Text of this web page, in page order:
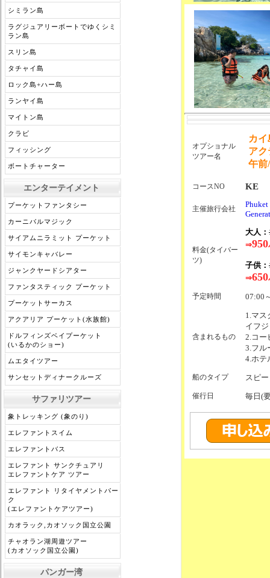
シミラン島
ラグジュアリーボートでゆくシミ
ラン島
スリン島
タチャイ島
ロック島+ハー島
ランヤイ島
マイトン島
クラビ
フィッシング
ボートチャーター
エンターテイメント
プーケットファンタシー
カーニバルマジック
サイアムニラミット プーケット
サイモンキャバレー
ジャンクヤードシアター
ファンタスティック プーケット
プーケットサーカス
アクアリア プーケット(水族館)
ドルフィンズベイプーケット
(いるかのショー)
ムエタイツアー
サンセットディナークルーズ
サファリツアー
象トレッキング (象のり)
エレファントスイム
エレファントバス
エレファント サンクチュアリ
エレファントケア ツアー
エレファント リタイヤメントパー
ク
(エレファントケアツアー)
カオラック,カオソック国立公園
チャオラン湖周遊ツアー
(カオソック国立公園)
パンガー湾
オプショナル
ツアー名
カ
アク
午前
コースNO KE
主催旅行会社
Phuket
料金(タイバー
ツ)
大人：
⇒950
子供：
⇒650
予定時間 07:00
含まれるもの
1.マス
イフ
2.コー
3.フル
4.ホテ
船のタイプ スピ
催行日 毎日(